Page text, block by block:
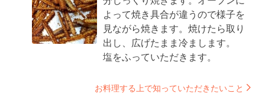
よって焼き具合が違うので様子を
見ながら焼きます。焼けたら取り
出し、広げたまま冷まします。
塩をふっていただきます。
お料理する上で知っていただきたいこと